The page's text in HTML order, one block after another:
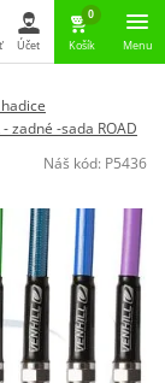
Účet
0
Košík Menu
- zadné -sada ROAD
Náš kód: P5436